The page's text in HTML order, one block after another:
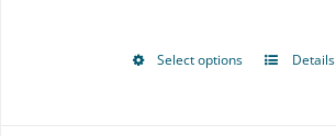
Select options
ThisDetails